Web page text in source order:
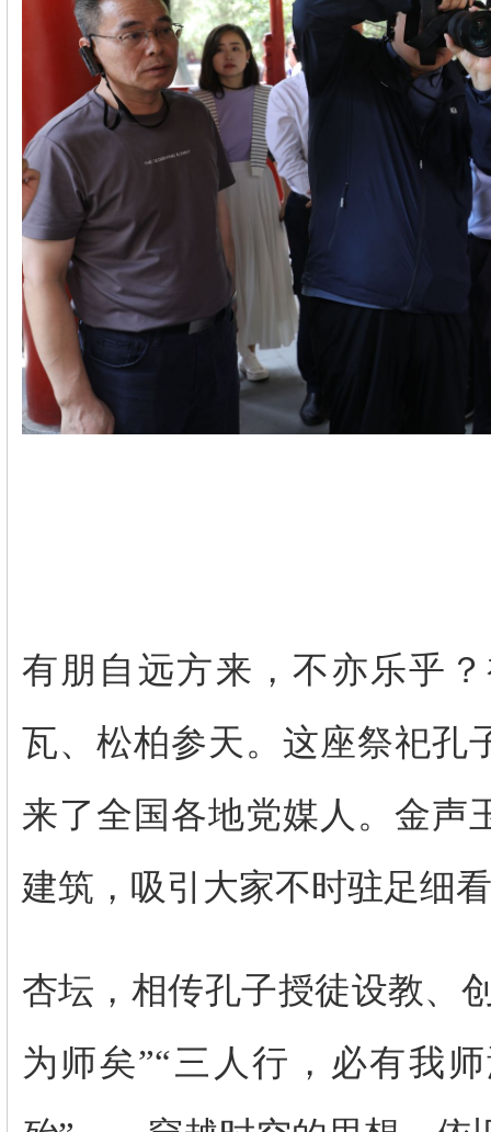
有朋自远方来，不亦乐乎
瓦、松柏参天。这座祭祀孔
来了全国各地党媒人。金声
建筑，吸引大家不时驻足细
杏坛，相传孔子授徒设教、
为师矣”“三人行，必有我